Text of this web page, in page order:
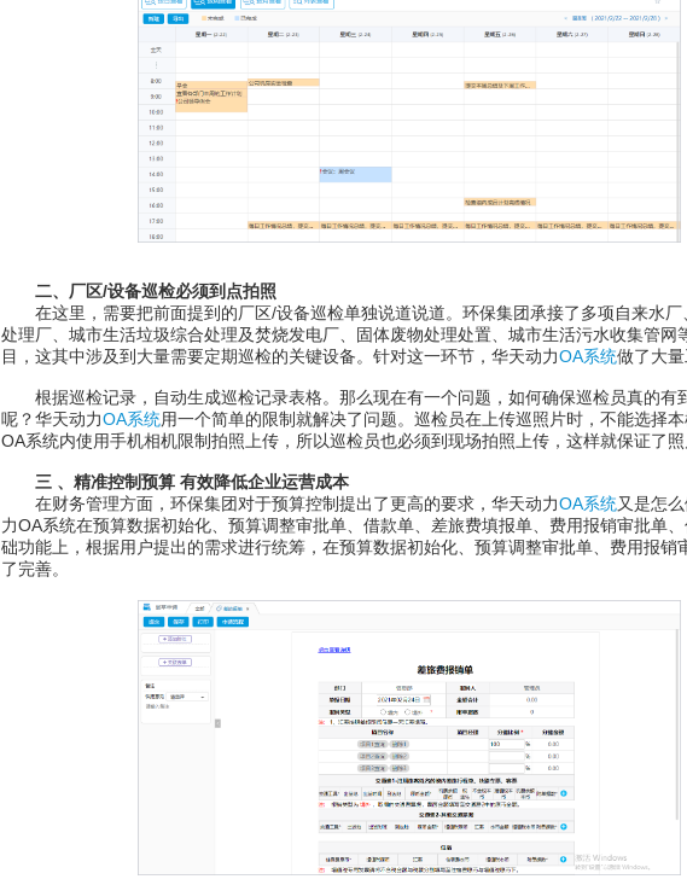
二、厂区/设备巡检必须到点拍照
在这里，需要把前面提到的厂区/设备巡检单独说道说道。环保集团承接了多项自来水厂
处理厂、城市生活垃圾综合处理及焚烧发电厂、固体废物处理处置、城市生活污水收集管网
目，这其中涉及到大量需要定期巡检的关键设备。针对这一环节，华天动力OA系统做了大量
根据巡检记录，自动生成巡检记录表格。那么现在有一个问题，如何确保巡检员真的有
呢？华天动力OA系统用一个简单的限制就解决了问题。巡检员在上传巡照片时，不能选择
OA系统内使用手机相机限制拍照上传，所以巡检员也必须到现场拍照上传，这样就保证了照
三 、精准控制预算 有效降低企业运营成本
在财务管理方面，环保集团对于预算控制提出了更高的要求，华天动力OA系统又是怎
力OA系统在预算数据初始化、预算调整审批单、借款单、差旅费填报单、费用报销审批单
础功能上，根据用户提出的需求进行统筹，在预算数据初始化、预算调整审批单、费用报销
了完善。